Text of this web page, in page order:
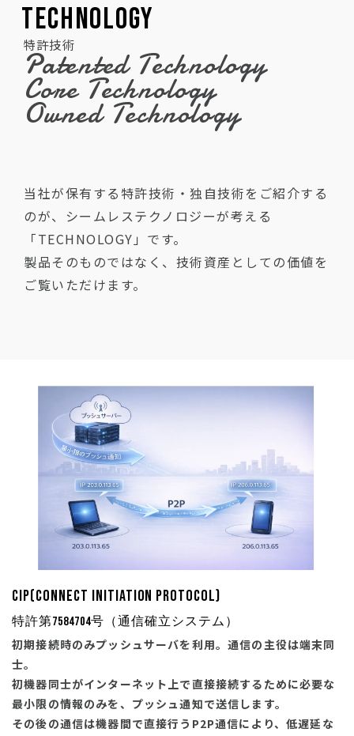
TECHNOLOGY
特許技術
Patented Technology
Core Technology
Owned Technology
当社が保有する特許技術・独自技術をご紹介する
のが、シームレステクノロジーが考える
「TECHNOLOGY」です。
製品そのものではなく、技術資産としての価値を
ご覧いただけます。
CiP(Connect initiation Protocol)
特許第7584704号（通信確立システム）
初期接続時のみプッシュサーバを利用。通信の主役は端末同
士。
初機器同士がインターネット上で直接接続するために必要な
最小限の情報のみを、プッシュ通知で送信します。
その後の通信は機器間で直接行うP2P通信により、低遅延な